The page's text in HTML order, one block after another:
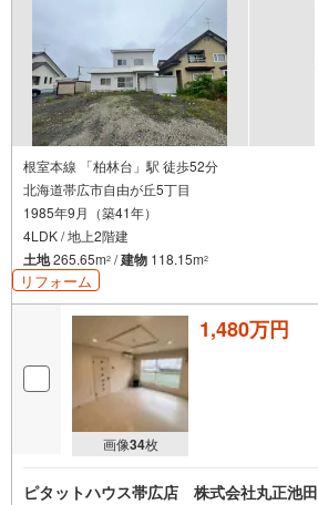
根室本線 「柏林台」駅 徒歩52分
北海道帯広市自由が丘5丁目
1985年9月（築41年）
4LDK / 地上2階建
土地265.65m2 /建物 118.15m2
リフォーム
画像34枚
1,480万円
ピタットハウス帯広店 株式会社丸正池田